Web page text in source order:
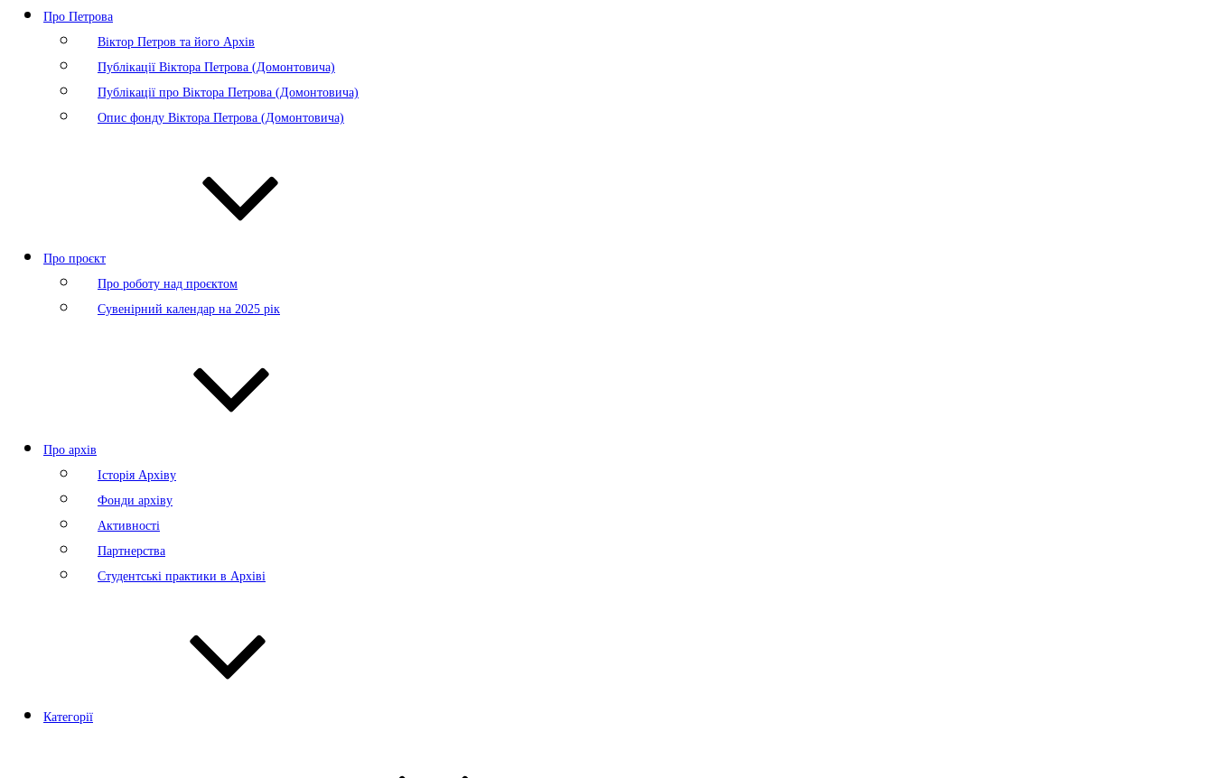
Про Петрова
Віктор Петров та його Архів
Публікації Віктора Петрова (Домонтовича)
Публікації про Віктора Петрова (Домонтовича)
Опис фонду Віктора Петрова (Домонтовича)
Про проєкт
Про роботу над проєктом
Сувенірний календар на 2025 рік
Про архів
Історія Архіву
Фонди архіву
Активності
Партнерства
Студентські практики в Архіві
Категорії